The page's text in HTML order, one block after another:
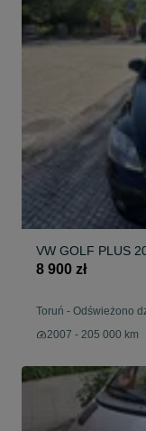
VW GOLF PLUS
8 900 zł
Toruń - Odświeżono
2007 - 205 000 km